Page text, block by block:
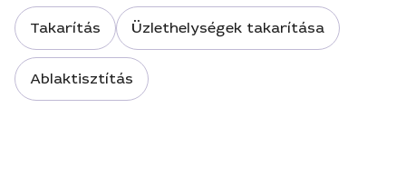
Takarítás Üzlethelységek takarítása
Ablaktisztítás